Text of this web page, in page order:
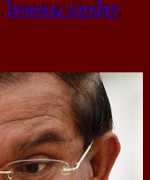
, វិទ្យាសាស្ត្រ បច្ចេកវិទ្យា,